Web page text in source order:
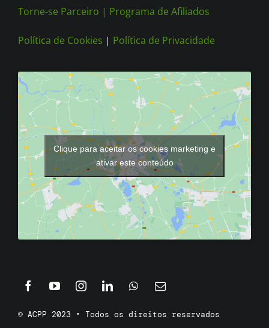
Torne-se Parceiro | Programa de Afiliados
Política de Cookies | Política de Privacidade
Clique para aceitar os cookies marketing e
ativar este conteúdo
© ACPP 2023 • Todos os direitos reservados